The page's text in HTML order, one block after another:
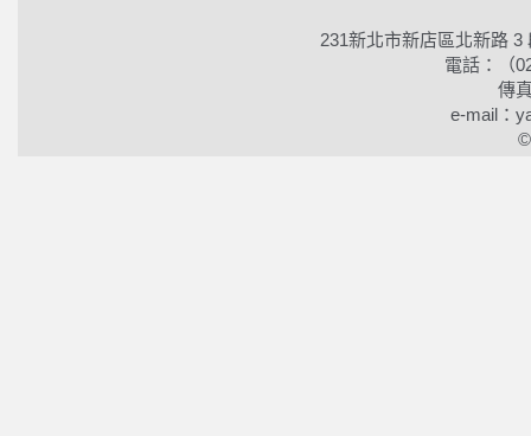
231新北市新店區北新路
電話：（
傳
e-mail：